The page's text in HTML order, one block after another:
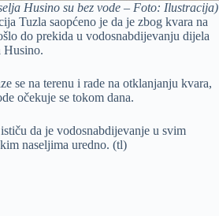
Husino su bez vode – Foto: Ilustracija)
Tuzla saopćeno je da je zbog kvara na
do prekida u vodosnabdijevanju dijela
Husino.
se na terenu i rade na otklanjanju kvara,
očekuje se tokom dana.
da je vodosnabdijevanje u svim
naseljima uredno. (tl)